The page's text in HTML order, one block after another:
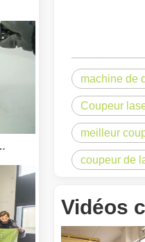
machine de
Coupeur
meilleur
coupeur de
Vidéos